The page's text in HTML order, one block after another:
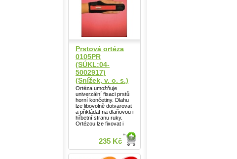
Prstová ortéza
0105PR
(SÚKL:04-
5002917)
(Snížek, v. o. s.)
Ortéza umožňuje
univerzální fixaci prstů
horní končetiny. Dlahu
lze libovolně dotvarovat
a přikládat na dlaňovou i
hřbetní stranu ruky.
Ortézou lze fixovat i
235 Kč